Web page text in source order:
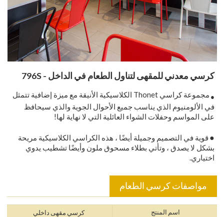
كرسي معدني للمقهى لتناول الطعام في الداخل - 796S
●
مجموعة كراسي Thonet الكلاسيكية الأنيقة مع ميزة إضافية تتمثل
في الألومنيوم الذي يناسب جميع الأحوال الجوية والذي سيحافظ
على المواسم وحفلات الشواء العائلية التي لا نهاية لها!
● قوية في التصميم وجميلة أيضًا ، هذه الكراسي الكلاسيكية مريحة
بشكل لا يصدق ، وتأتي بطلاء مسحوق ملون وأيضًا تشطيب يدوي
اختياري.
مواصفات كرسي الطعام
اسم المنتج كرسي مقهى داخلي